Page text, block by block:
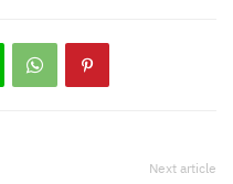
Next article